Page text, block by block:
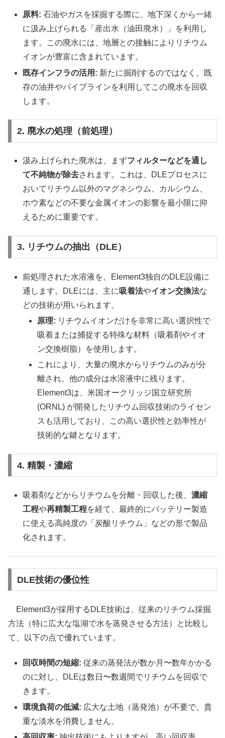
原料: 石油やガスを採掘する際に、地下深くから一緒
に汲み上げられる「産出水（油田廃水）」を利用し
ます。この廃水には、地層との接触によりリチウム
イオンが豊富に含まれています。
既存インフラの活用: 新たに掘削するのではなく、既
存の油井やパイプラインを利用してこの廃水を回収
します。
2. 廃水の処理（前処理）
汲み上げられた廃水は、まずフィルターなどを通し
て不純物が除去されます。これは、DLEプロセスに
おいてリチウム以外のマグネシウム、カルシウム、
ホウ素などの不要な金属イオンの影響を最小限に抑
えるために重要です。
3. リチウムの抽出（DLE）
前処理された水溶液を、Element3独自のDLE設備に
通します。DLEには、主に 吸着法やイオン交換法な
どの技術が用いられます。
原理: リチウムイオンだけを非常に高い選択性で
吸着または捕捉する特殊な材料（吸着剤やイオ
ン交換樹脂）を使用します。
これにより、大量の廃水からリチウムのみが分
離され、他の成分は水溶液中に残ります。
Element3は、米国オークリッジ国立研究所
(ORNL) が開発したリチウム回収技術のライセン
スも活用しており、この高い選択性と効率性が
技術的な鍵となります。
4. 精製・濃縮
吸着剤などからリチウムを分離・回収した後、濃縮
工程や再精製工程を経て、最終的にバッテリー製造
に使える高純度の「炭酸リチウム」などの形で製品
化されます。
DLE技術の優位性
Element3が採用するDLE技術は、従来のリチウム採掘
方法（特に広大な塩湖で水を蒸発させる方法）と比較し
て、以下の点で優れています。
回収時間の短縮: 従来の蒸発法が数か月〜数年かかる
のに対し、DLEは数日〜数週間でリチウムを回収で
きます。
環境負荷の低減: 広大な土地（蒸発池）が不要で、貴
重な淡水を消費しません。